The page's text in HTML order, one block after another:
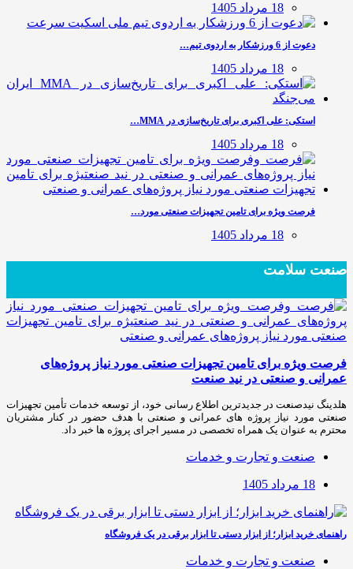
18 مرداد 1405
دعوت از 6 ورزشکار به اردوی تیم…
18 مرداد 1405
استکی: علی‌ اکبری برای تاریخ‌سازی در MMA…
18 مرداد 1405
فرصت ویژه برای تامین تجهیزات صنعتی مورد…
18 مرداد 1405
صنعت سلامت
فرصت ویژه برای تامین تجهیزات صنعتی مورد نیاز پروژه‌های
عمرانی و صنعتی در نید صنعت
هلدینگ نیدصنعت در جدیدترین اطلاع رسانی خود، از توسعه خدمات تأمین تجهیزات
صنعتی مورد نیاز پروژه های عمرانی و صنعتی با هدف حضور در کنار مشتریان
محترم به عنوان یک همراه تخصصی در مسیر اجرای پروژه ها خبر داد.
صنعت و تجارت و خدمات
18 مرداد 1405
راهنمای خرید ابزار؛ از ابزار دستی تا ابزار برقی در یک فروشگاه
صنعت و تجارت و خدمات